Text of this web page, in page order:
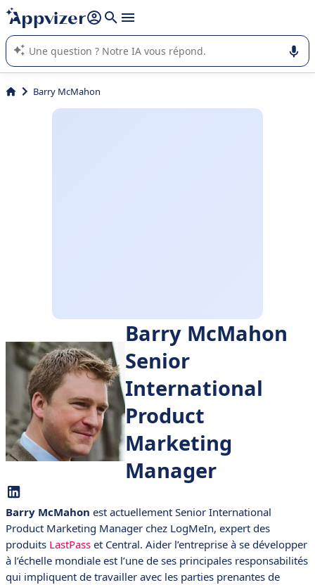
répondre (plusieurs lignes avec
L'IA de Appvizer vous guide dans l'utilisation ou la sélection de
logiciel SaaS en entreprise.
Barry McMahon
Barry McMahon
Senior
International
Product
Marketing
Manager
Barry McMahon est actuellement Senior International
Product Marketing Manager chez LogMeIn, expert des
produits LastPass et Central. Aider l’entreprise à se développer
à l’échelle mondiale est l’une de ses principales responsabilités
qui impliquent de travailler avec les parties prenantes de